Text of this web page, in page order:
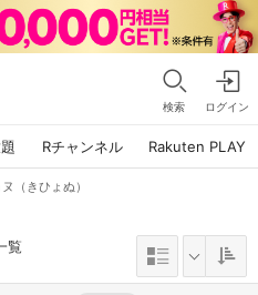
検索 ログイン
Rチャンネル Rakuten PLAY
（きひょぬ）
覧